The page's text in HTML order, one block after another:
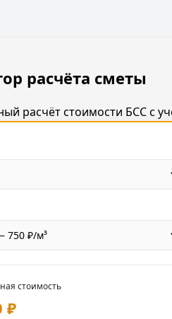
расчёта сметы
расчёт стоимости БСС с
стоимость
₽